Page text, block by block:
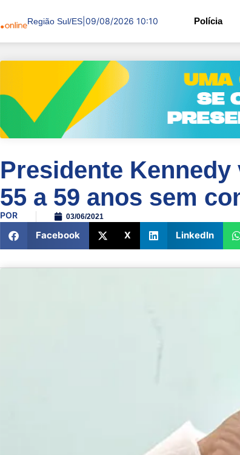
Região Sul/ES 09/08/2026 10:10 Polícia
Presidente
55 a 59 anos sem
POR 03/06/2021
Facebook X LinkedIn